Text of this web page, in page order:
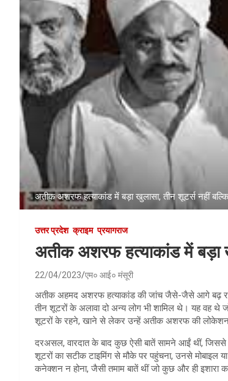
अतीक अशरफ हत्याकांड में बड़ा खुलासा, तीन शूटर्स नहीं
उत्तर प्रदेश क्राइम प्रयागराज
अतीक अशरफ हत्याकांड में बड़ा
22/04/2023 एम० आई० मंसूरी
अतीक अहमद अशरफ हत्याकांड की जांच जैसे-जैसे आगे बढ़
तीन शूटरों के अलावा दो अन्य लोग भी शामिल थे। यह वह
शूटरों के रहने, खाने से लेकर उन्हें अतीक अशरफ की लोकेशन
दरअसल, वारदात के बाद कुछ ऐसी बातें सामने आईं थीं, जिससे
शूटरों का सटीक टाइमिंग से मौके पर पहुंचना, उनसे मोबाइल
कनेक्शन न होना, जैसी तमाम बातें थीं जो कुछ और ही इशारा